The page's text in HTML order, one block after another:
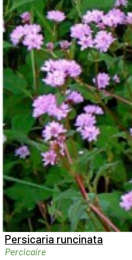
Aperçu rapide 
Persicaria runcinata
Percicaire